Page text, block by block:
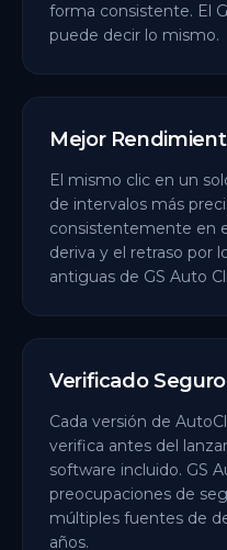
forma consistente. El
puede decir lo mismo.
Mejor
El mismo clic en un
de intervalos más
consistentemente en
deriva y el retraso por
antiguas de GS Auto
Verificado Seguro
Cada versión de
verifica antes del
software incluido. GS
preocupaciones de
múltiples fuentes de
años.